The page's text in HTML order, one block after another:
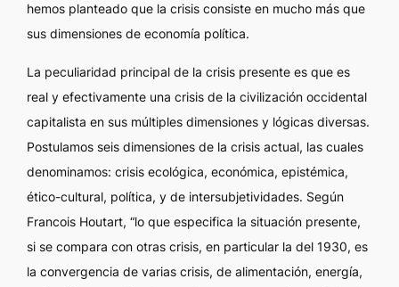
hemos planteado que la crisis consiste en mucho más que
sus dimensiones de economía política.
La peculiaridad principal de la crisis presente es que es
real y efectivamente una crisis de la civilización occidental
capitalista en sus múltiples dimensiones y lógicas diversas.
Postulamos seis dimensiones de la crisis actual, las cuales
denominamos: crisis ecológica, económica, epistémica,
ético-cultural, política, y de intersubjetividades. Según
Francois Houtart, “lo que especifica la situación presente,
si se compara con otras crisis, en particular la del 1930, es
la convergencia de varias crisis, de alimentación, energía,